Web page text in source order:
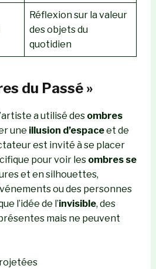
Réflexion sur la valeur
des objets du
quotidien
du Passé »
a utilisé des ombres
une illusion d’espaceet de
est invité à se placer
pour voir les ombres se
et en silhouettes,
ou des personnes
l’idée de l’invisible, des
mais ne peuvent